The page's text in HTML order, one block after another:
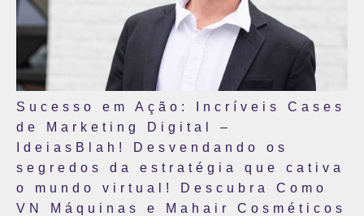
Sucesso em Ação: Incríveis Cases
de Marketing Digital –
IdeiasBlah! Desvendando os
segredos da estratégia que cativa
o mundo virtual! Descubra Como
VN Máquinas e Mahair Cosméticos